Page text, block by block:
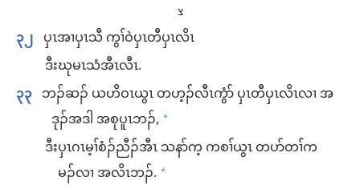
צ
၃၂ ပှၤအၢ​ပှၤသီ ကွၢ်​ဝဲ​ပှၤတီ​ပှၤလိၤ
ဒီး​ဃုမၤ​သံ​အီၤ​လီၤ.
၃၃ ဘၣ်ဆၣ်​ ယဟိဝၤ​ယွၤ တ​ဟ့ၣ်​လီၤ​ကွံာ် ပှၤတီ​ပှၤလိၤ​လၢ အ
ဒုၣ်​အဒါ အ​စု​ပူၤ​ဘၣ်, +
ဒီး​ပှၤဂၤ​မ့ၢ်​စံၣ်ညီၣ်​အီၤ သနာ်က့ ကစၢ်​ယွၤ တ​ပာ်​တၢ်​က
မၣ်​လၢ အလိၤ​ဘၣ်. +